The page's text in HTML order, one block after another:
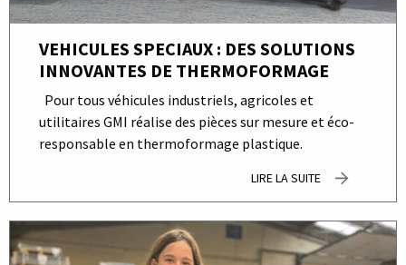
VEHICULES SPECIAUX : DES SOLUTIONS
INNOVANTES DE THERMOFORMAGE
Pour tous véhicules industriels, agricoles et
utilitaires GMI réalise des pièces sur mesure et éco-
responsable en thermoformage plastique.
LIRE LA SUITE